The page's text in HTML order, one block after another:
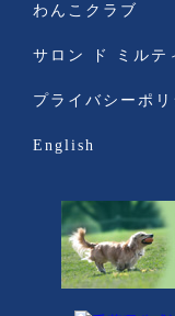
わんこクラブ
サロン ド ミルテ
プライバシーポリ
English